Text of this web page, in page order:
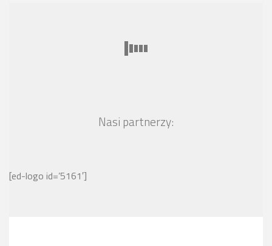
Nasi partnerzy:
[ed-logo id=’5161′]